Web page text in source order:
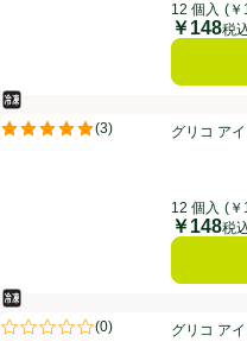
12 個入 (￥
価格
￥148税
グリコ アイスの実 白桃黄桃 12
冷凍食品
(3)
評価は3件のレビューで5点中5.0
グリコ ア
12 個入 (￥
価格
￥148税
グリコ アイスの実 完熟マンゴー
冷凍食品
(0)
評価は0件のレビューで5点中0.0
グリコ ア